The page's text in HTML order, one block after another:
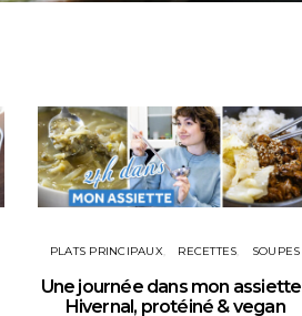
PLATS PRINCIPAUX RECETTES SOUPES
Une journée dans mon assiette |
Hivernal, protéiné & vegan